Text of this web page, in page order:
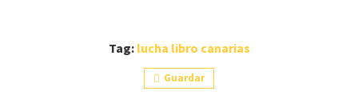
Tag: lucha libro canarias
Guardar